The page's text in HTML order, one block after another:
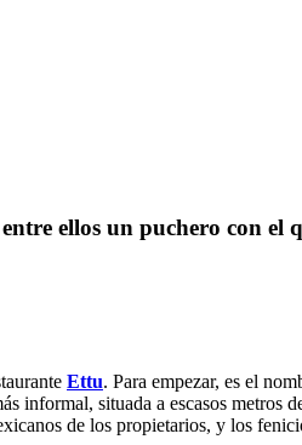
ellos un puchero con el
Ettu. Para empezar, es el
informal, situada a escasos metros
de los propietarios, y los